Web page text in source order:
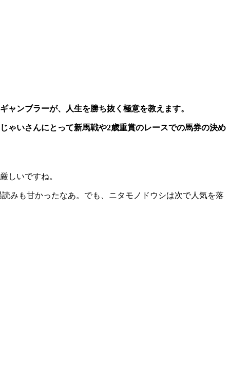
ンブラーが、人生を勝ち抜く極意を教えます。
いさんにとって新馬戦や2歳重賞のレースでの馬券の決め
しいですね。
みも甘かったなあ。でも、ニタモノドウシは次で人気を落